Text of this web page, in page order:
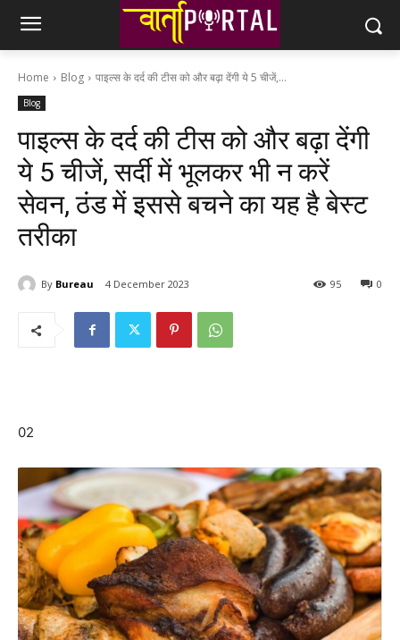
Home Blog पाइल्स के दर्द की टीस को और बढ़ा देंगी ये 5 चीजें,...
Blog
पाइल्स के दर्द की टीस को और बढ़ा देंगी
ये 5 चीजें, सर्दी में भूलकर भी न करें
सेवन, ठंड में इससे बचने का यह है बेस्ट
तरीका
By Bureau 4 December 2023 0
95
02